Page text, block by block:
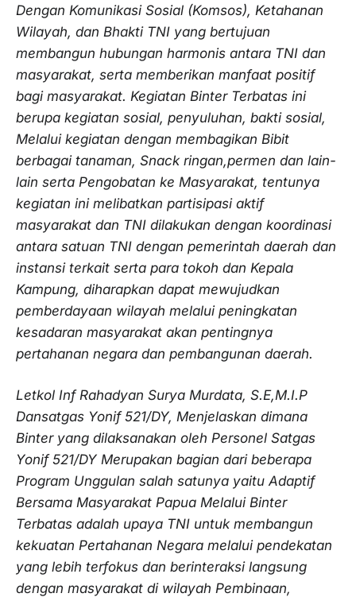
Dengan Komunikasi Sosial (Komsos), Ketahanan
Wilayah, dan Bhakti TNI yang bertujuan
membangun hubungan harmonis antara TNI dan
masyarakat, serta memberikan manfaat positif
bagi masyarakat. Kegiatan Binter Terbatas ini
berupa kegiatan sosial, penyuluhan, bakti sosial,
Melalui kegiatan dengan membagikan Bibit
berbagai tanaman, Snack ringan,permen dan lain-
lain serta Pengobatan ke Masyarakat, tentunya
kegiatan ini melibatkan partisipasi aktif
masyarakat dan TNI dilakukan dengan koordinasi
antara satuan TNI dengan pemerintah daerah dan
instansi terkait serta para tokoh dan Kepala
Kampung, diharapkan dapat mewujudkan
pemberdayaan wilayah melalui peningkatan
kesadaran masyarakat akan pentingnya
pertahanan negara dan pembangunan daerah.
Letkol Inf Rahadyan Surya Murdata, S.E,M.I.P
Dansatgas Yonif 521/DY, Menjelaskan dimana
Binter yang dilaksanakan oleh Personel Satgas
Yonif 521/DY Merupakan bagian dari beberapa
Program Unggulan salah satunya yaitu Adaptif
Bersama Masyarakat Papua Melalui Binter
Terbatas adalah upaya TNI untuk membangun
kekuatan Pertahanan Negara melalui pendekatan
yang lebih terfokus dan berinteraksi langsung
dengan masyarakat di wilayah Pembinaan,